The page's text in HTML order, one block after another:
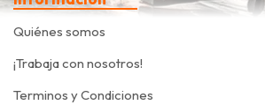
Quiénes somos
¡Trabaja con nosotros!
Terminos y Condiciones